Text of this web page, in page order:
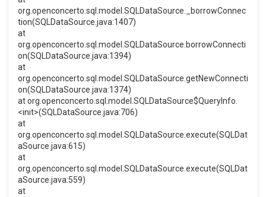
org.openconcerto.sql.model.SQLDataSource._borrowConnec
tion(SQLDataSource.java:1407)
at
org.openconcerto.sql.model.SQLDataSource.borrowConnecti
on(SQLDataSource.java:1394)
at
org.openconcerto.sql.model.SQLDataSource.getNewConnecti
on(SQLDataSource.java:1374)
at org.openconcerto.sql.model.SQLDataSource$QueryInfo.
<init>(SQLDataSource.java:706)
at
org.openconcerto.sql.model.SQLDataSource.execute(SQLDat
aSource.java:615)
at
org.openconcerto.sql.model.SQLDataSource.execute(SQLDat
aSource.java:559)
at